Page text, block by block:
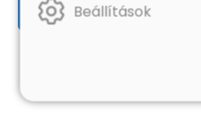
Megnézem
Beállítások